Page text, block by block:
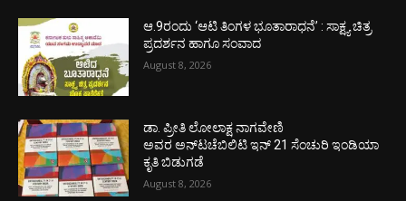
ಆ.9ರಂದು ‘ಆಟಿ ತಿಂಗಳ ಭೂತಾರಾಧನೆ’ : ಸಾಕ್ಷ್ಯ ಚಿತ್ರ
ಪ್ರದರ್ಶನ ಹಾಗೂ ಸಂವಾದ
August 8, 2026
ಡಾ. ಪ್ರೀತಿ ಲೋಲಾಕ್ಷ ನಾಗವೇಣಿ
ಅವರ ಅನ್‌ಟಚೆಬಿಲಿಟಿ ಇನ್ 21 ಸೆಂಚುರಿ ಇಂಡಿಯಾ
ಕೃತಿ ಬಿಡುಗಡೆ
August 8, 2026